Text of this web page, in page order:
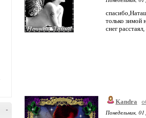
-
только зимой
снег
Kandra
Понедельник,